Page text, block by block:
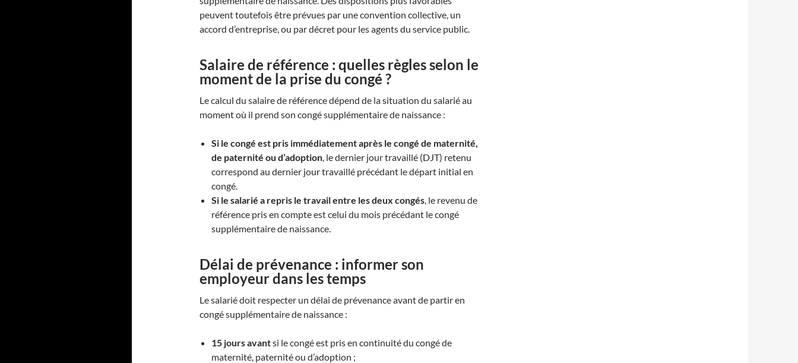
peuvent toutefois être prévues par une convention collective, un
accord d’entreprise, ou par décret pour les agents du service public.
Salaire de référence : quelles règles selon le
moment de la prise du congé ?
Le calcul du salaire de référence dépend de la situation du salarié au
moment où il prend son congé supplémentaire de naissance :
Si le congé est pris immédiatement après le congé de maternité,
de paternité ou d’adoption, le dernier jour travaillé (DJT) retenu
correspond au dernier jour travaillé précédant le départ initial en
congé.
Si le salarié a repris le travail entre les deux congés, le revenu de
référence pris en compte est celui du mois précédant le congé
supplémentaire de naissance.
Délai de prévenance : informer son
employeur dans les temps
Le salarié doit respecter un délai de prévenance avant de partir en
congé supplémentaire de naissance :
15 jours avantsi le congé est pris en continuité du congé de
maternité, paternité ou d’adoption ;